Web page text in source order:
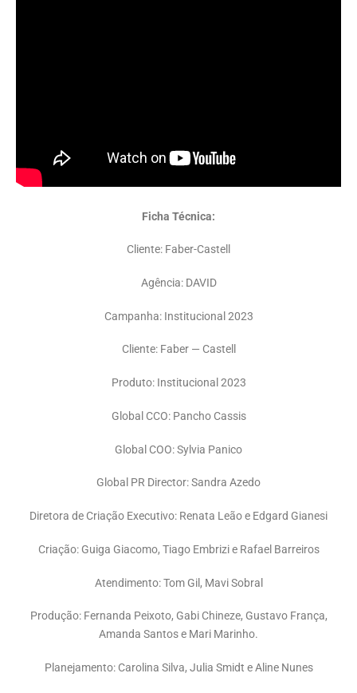
Ficha Técnica:
Cliente: Faber-Castell
Agência: DAVID
Campanha: Institucional 2023
Cliente: Faber — Castell
Produto: Institucional 2023
Global CCO: Pancho Cassis
Global COO: Sylvia Panico
Global PR Director: Sandra Azedo
Diretora de Criação Executivo: Renata Leão e Edgard Gianesi
Criação: Guiga Giacomo, Tiago Embrizi e Rafael Barreiros
Atendimento: Tom Gil, Mavi Sobral
Produção: Fernanda Peixoto, Gabi Chineze, Gustavo França,
Amanda Santos e Mari Marinho.
Planejamento: Carolina Silva, Julia Smidt e Aline Nunes